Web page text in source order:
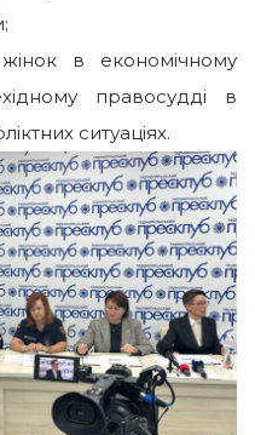
в економічному
правосудді в
ситуаціях.